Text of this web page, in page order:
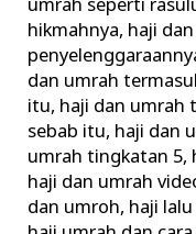
umrah seperti
hikmahnya, haji
dan umrah
itu, haji dan umrah
sebab itu, haji dan
umrah tingkatan 5,
haji dan umrah
dan umroh, haji